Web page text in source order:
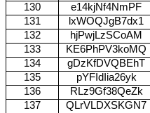
130
e14kjNf4NmPF
131
lxWOQJgB7dx1
132
hjPwjLzSCoAM
133
KE6PhPV3koMQ
134
gDzKfDVQBEhT
135
pYFIdIia26yk
136
RLz9Gf38QeZk
137
QLrVLDXSKGN7